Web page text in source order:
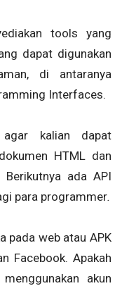
tools
yang
dapat digunakan
di antaranya
Interfaces.
kalian dapat
HTML dan
ada API
para programmer.
pada web atau APK
Facebook. Apakah
akun